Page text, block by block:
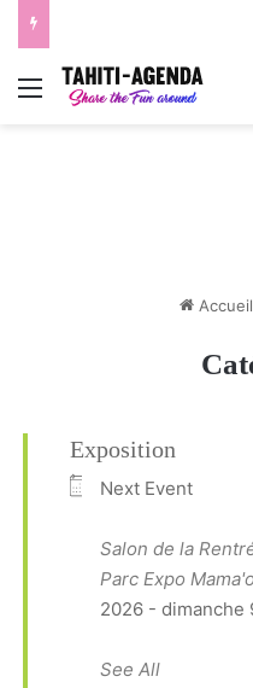
Menu
Accueil
Exposition
Next Event
Salon de la
Parc Expo
2026 - dimanche
See All